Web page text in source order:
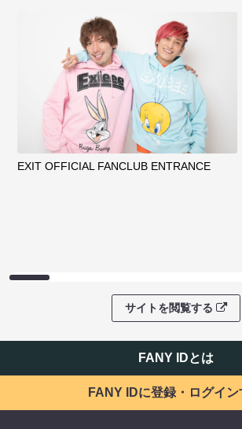
EXIT OFFICIAL FANCLUB ENTRANCE
サイトを閲覧する
FANY IDとは
FANY IDに登録・ログイン